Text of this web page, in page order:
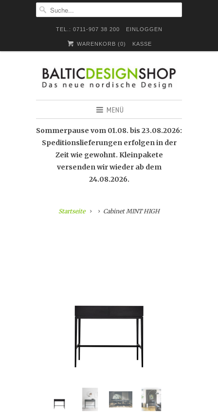
TEL.: 0711-907 38 200 EINLOGGEN
WARENKORB (0) KASSE
MENÜ
Sommerpause vom 01.08. bis 23.08.2026:
Speditionslieferungen erfolgen in der
Zeit wie gewohnt. Kleinpakete
versenden wir wieder ab dem
24.08.2026.
Startseite Cabinet MINT HIGH